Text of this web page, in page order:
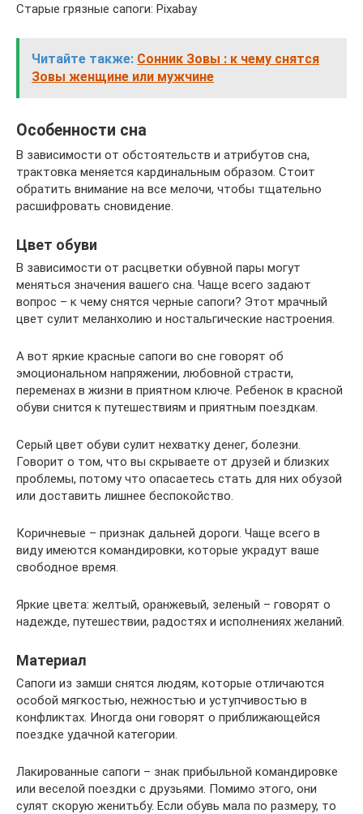
Старые грязные сапоги: Pixabay
Читайте также: Сонник Зовы : к чему снятся
Зовы женщине или мужчине
Особенности сна
В зависимости от обстоятельств и атрибутов сна,
трактовка меняется кардинальным образом. Стоит
обратить внимание на все мелочи, чтобы тщательно
расшифровать сновидение.
Цвет обуви
В зависимости от расцветки обувной пары могут
меняться значения вашего сна. Чаще всего задают
вопрос – к чему снятся черные сапоги? Этот мрачный
цвет сулит меланхолию и ностальгические настроения.
А вот яркие красные сапоги во сне говорят об
эмоциональном напряжении, любовной страсти,
переменах в жизни в приятном ключе. Ребенок в красной
обуви снится к путешествиям и приятным поездкам.
Серый цвет обуви сулит нехватку денег, болезни.
Говорит о том, что вы скрываете от друзей и близких
проблемы, потому что опасаетесь стать для них обузой
или доставить лишнее беспокойство.
Коричневые – признак дальней дороги. Чаще всего в
виду имеются командировки, которые украдут ваше
свободное время.
Яркие цвета: желтый, оранжевый, зеленый – говорят о
надежде, путешествии, радостях и исполнениях желаний.
Материал
Сапоги из замши снятся людям, которые отличаются
особой мягкостью, нежностью и уступчивостью в
конфликтах. Иногда они говорят о приближающейся
поездке удачной категории.
Лакированные сапоги – знак прибыльной командировке
или веселой поездки с друзьями. Помимо этого, они
сулят скорую женитьбу. Если обувь мала по размеру, то